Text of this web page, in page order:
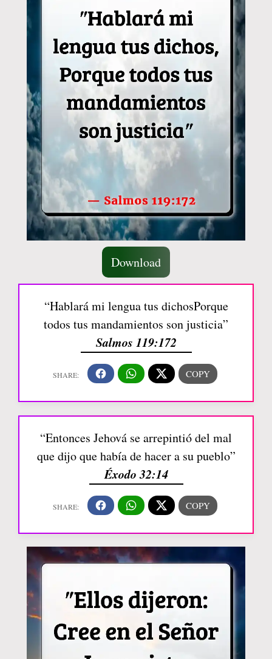
Download
“Hablará mi lengua tus dichosPorque
todos tus mandamientos son justicia”
Salmos 119:172
“Entonces Jehová se arrepintió del mal
que dijo que había de hacer a su pueblo”
Éxodo 32:14